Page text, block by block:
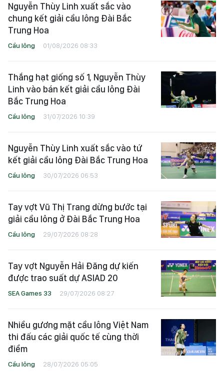
Nguyễn Thùy Linh xuất sắc vào
chung kết giải cầu lông Đài Bắc
Trung Hoa
Cầu lông 01/08/2026 08:33
Thắng hạt giống số 1, Nguyễn Thùy
Linh vào bán kết giải cầu lông Đài
Bắc Trung Hoa
Cầu lông 31/07/2026 10:39
Nguyễn Thùy Linh xuất sắc vào tứ
kết giải cầu lông Đài Bắc Trung Hoa
Cầu lông 30/07/2026 06:53
Tay vợt Vũ Thị Trang dừng bước tại
giải cầu lông ở Đài Bắc Trung Hoa
Cầu lông 29/07/2026 08:28
Tay vợt Nguyễn Hải Đăng dự kiến
được trao suất dự ASIAD 20
SEA Games 33 29/07/2026 08:27
Nhiều gương mặt cầu lông Việt Nam
thi đấu các giải quốc tế cùng thời
điểm
Cầu lông 28/07/2026 05:05